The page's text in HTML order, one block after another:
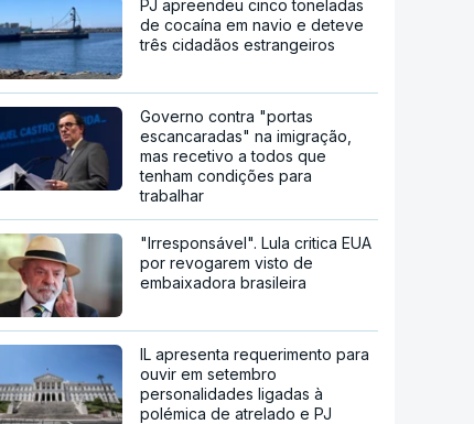
PJ apreendeu cinco toneladas
de cocaína em navio e deteve
três cidadãos estrangeiros
Governo contra "portas
escancaradas" na imigração,
mas recetivo a todos que
tenham condições para
trabalhar
"Irresponsável". Lula critica EUA
por revogarem visto de
embaixadora brasileira
IL apresenta requerimento para
ouvir em setembro
personalidades ligadas à
polémica de atrelado e PJ